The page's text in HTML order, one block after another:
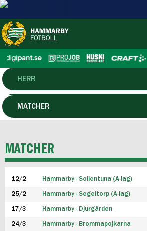
HERR
DAM
P19
F19
FUTSAL HERR
MATCHER
MATCHER
12/2 Hammarby - Sollentuna (A-lag)
25/2 Hammarby - Segeltorp (A-lag)
17/3 Hammarby - Djurgården
24/3 Hammarby - Brommapojkarna